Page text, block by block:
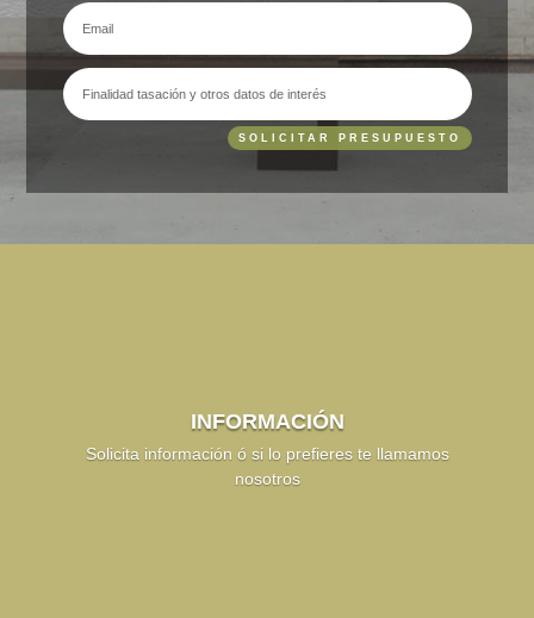
SOLICITAR PRESUPUESTO
INFORMACIÓN
Solicita información ó si lo prefieres te llamamos
nosotros